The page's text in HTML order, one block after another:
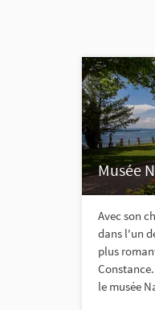
Musée
Avec son
dans l'un
plus
le musée